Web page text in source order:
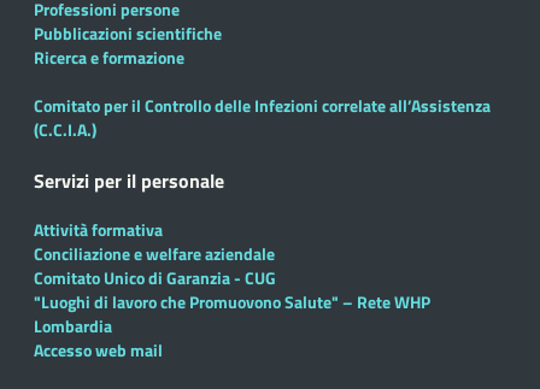
Professioni persone
Pubblicazioni scientifiche
Ricerca e formazione
Comitato per il Controllo delle Infezioni correlate all’Assistenza
(C.C.I.A.)
Servizi per il personale
Attività formativa
Conciliazione e welfare aziendale
Comitato Unico di Garanzia - CUG
"Luoghi di lavoro che Promuovono Salute" – Rete WHP
Lombardia
Accesso web mail